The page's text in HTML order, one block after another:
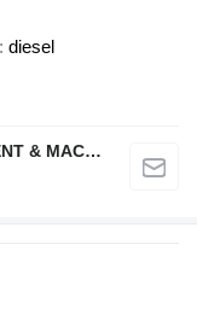
diesel
GOLDEN TRUST USED HEAVY EQUIPMENT & MACHINERY TRADING L.L.C